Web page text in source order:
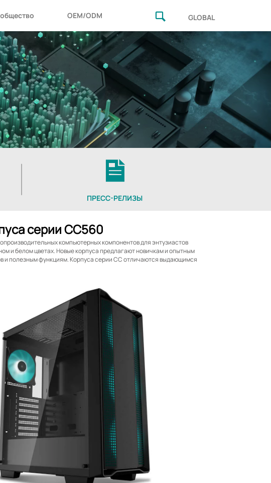
OEM/ODM GLOBAL
ПРЕСС-РЕЛИЗЫ
серии CC560
компьютерных компонентов для энтузиастов
и белом цветах. Новые корпуса предлагают новичкам и опытным
и полезным функциям. Корпуса серии CC отличаются выдающимся